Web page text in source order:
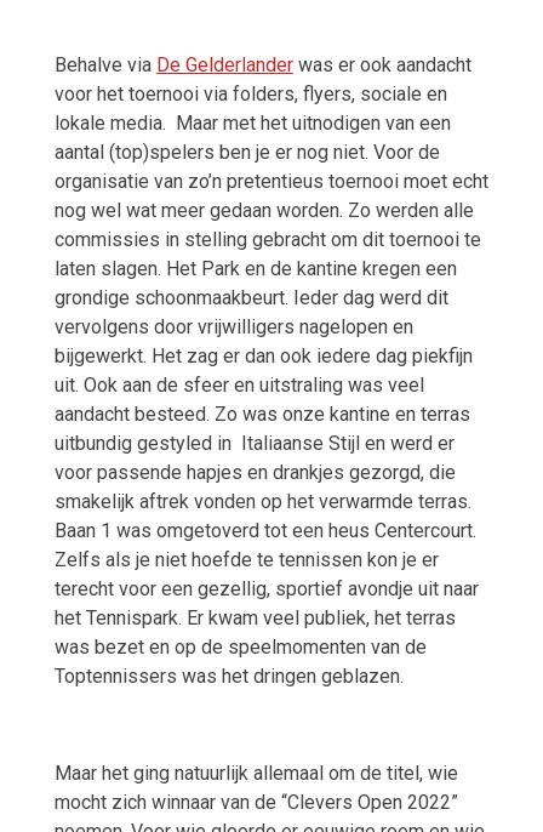
Behalve via De Gelderlanderwas er ook aandacht
voor het toernooi via folders, flyers, sociale en
lokale media. Maar met het uitnodigen van een
aantal (top)spelers ben je er nog niet. Voor de
organisatie van zo’n pretentieus toernooi moet echt
nog wel wat meer gedaan worden. Zo werden alle
commissies in stelling gebracht om dit toernooi te
laten slagen. Het Park en de kantine kregen een
grondige schoonmaakbeurt. Ieder dag werd dit
vervolgens door vrijwilligers nagelopen en
bijgewerkt. Het zag er dan ook iedere dag piekfijn
uit. Ook aan de sfeer en uitstraling was veel
aandacht besteed. Zo was onze kantine en terras
uitbundig gestyled in Italiaanse Stijl en werd er
voor passende hapjes en drankjes gezorgd, die
smakelijk aftrek vonden op het verwarmde terras.
Baan 1 was omgetoverd tot een heus Centercourt.
Zelfs als je niet hoefde te tennissen kon je er
terecht voor een gezellig, sportief avondje uit naar
het Tennispark. Er kwam veel publiek, het terras
was bezet en op de speelmomenten van de
Toptennissers was het dringen geblazen.
Maar het ging natuurlijk allemaal om de titel, wie
mocht zich winnaar van de “Clevers Open 2022”